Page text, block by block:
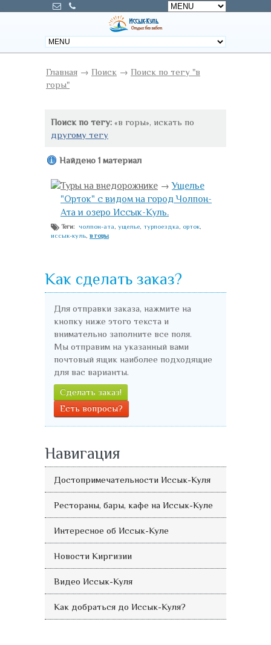
Главная → Поиск → Поиск по тегу "в
горы"
Поиск по тегу: «в горы», искать по
другому тегу
Найдено 1 материал
Туры на внедорожнике →Ущелье
"Орток" с видом на город Чолпон-
Ата и озеро Иссык-Куль.
Теги: чолпон-ата ущелье турпоездка орток
иссык-куль в горы
Как сделать заказ?
Для отправки заказа, нажмите на
кнопку ниже этого текста и
внимательно заполните все поля.
Мы отправим на указанный вами
почтовый ящик наиболее подходящие
для вас варианты.
Сделать заказ!
Есть вопросы?
Навигация
Достопримечательности Иссык-Куля
Рестораны, бары, кафе на Иссык-Куле
Интересное об Иссык-Куле
Новости Киргизии
Видео Иссык-Куля
Как добраться до Иссык-Куля?